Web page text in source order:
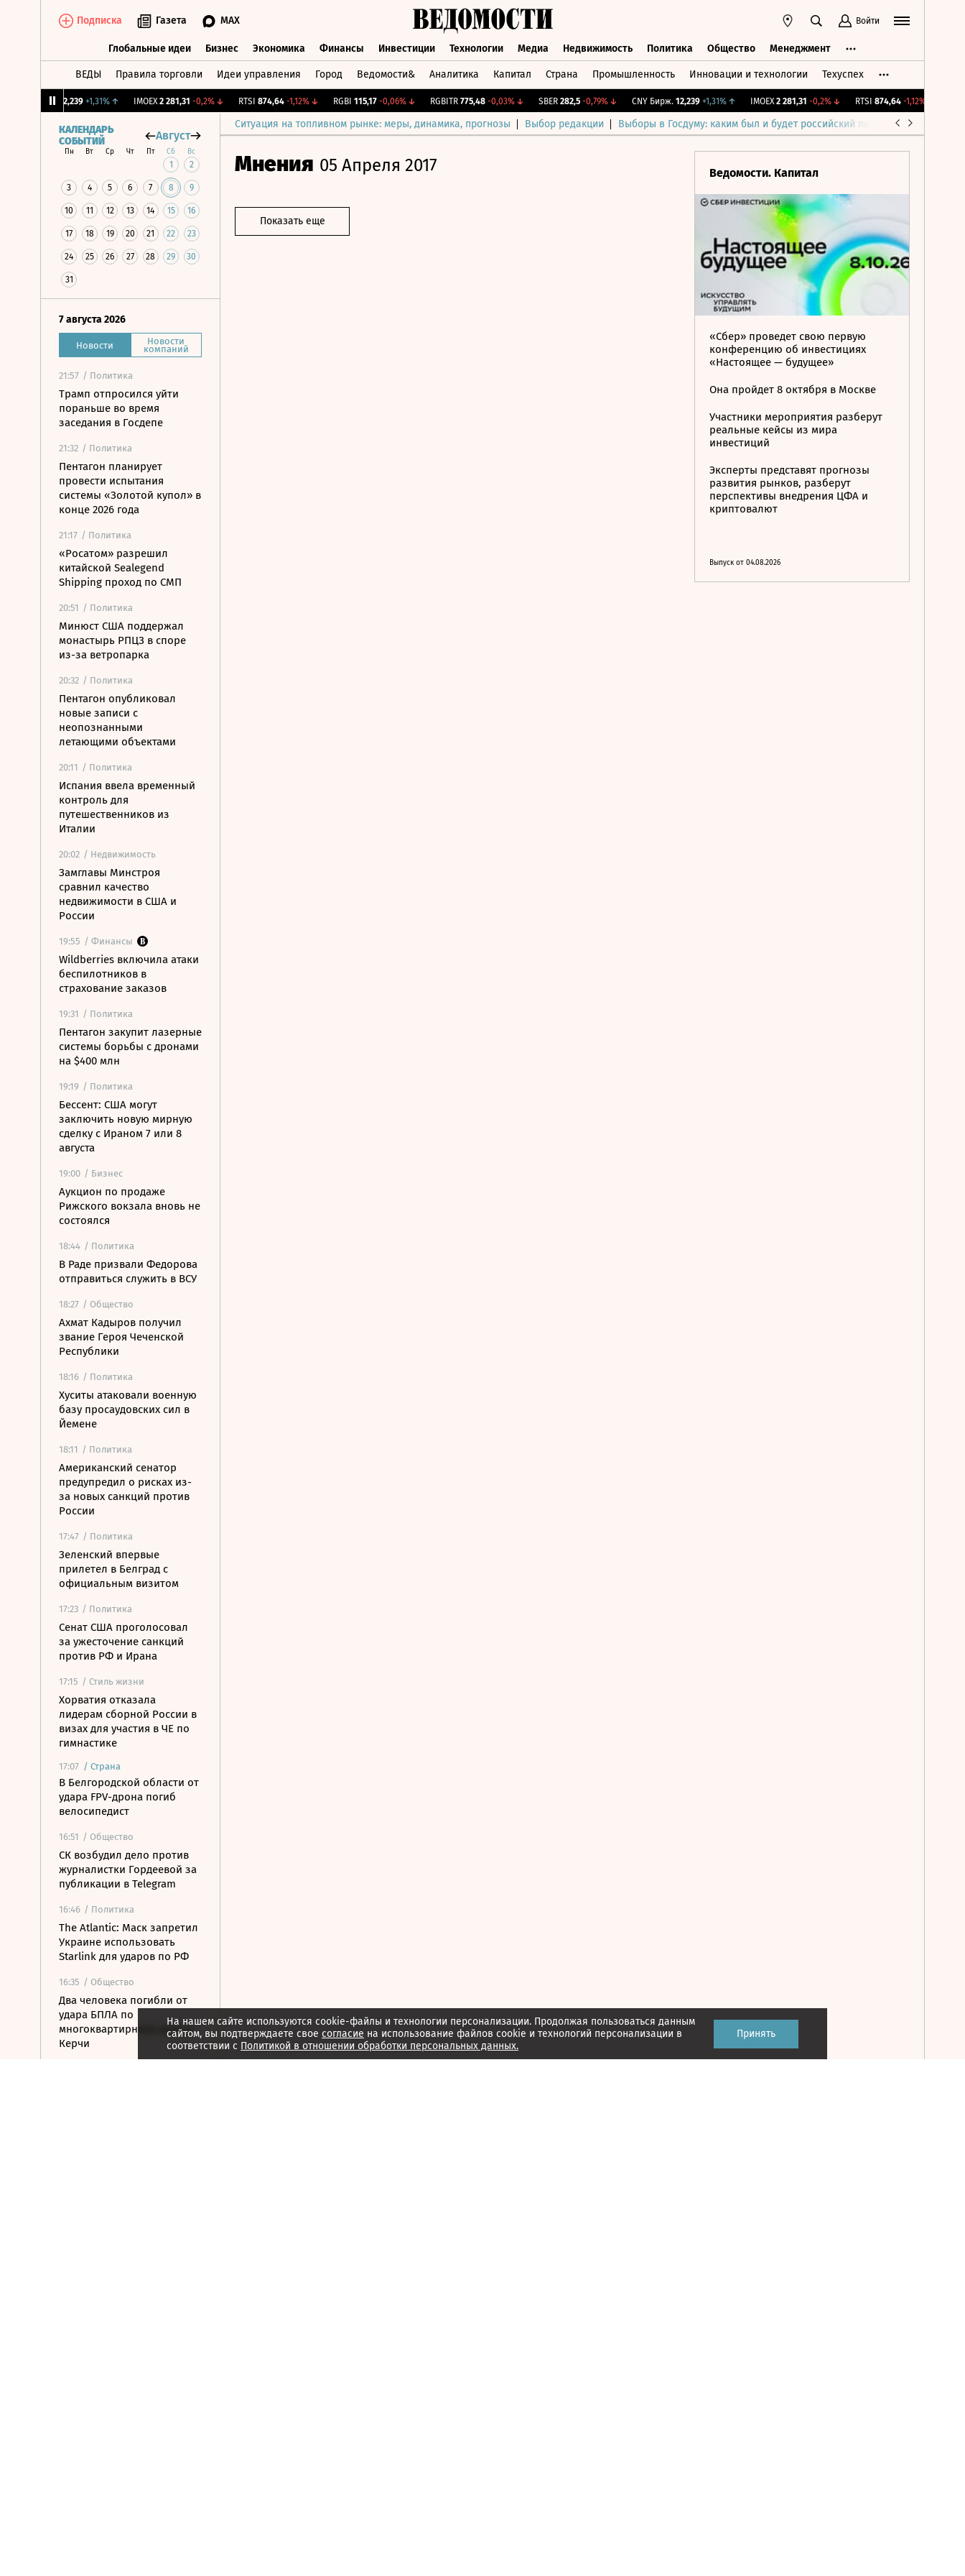
Подписка Газета MAX Войти
Глобальные идеи Бизнес Экономика Финансы Инвестиции Технологии Медиа Недвижимость Политика Общество Менеджмент
ВЕДЫ Правила торговли Идеи управления Город Ведомости& Аналитика Капитал Страна Промышленность Инновации и технологии Техуспех
12,239 +1,31%↑ IMOEX 2 281,31 -0,2%↓ RTSI 874,64 -1,12% ↓ RGBI 115,17 -0,06%↓ RGBITR 775,48 -0,03%↓ SBER 282,5 -0,79%↓ CNY Бирж. 12,239 +1,31%↑ IMOEX 2 281,31 -0,2%↓ RTSI 874,64 -1,12% ↓
Ситуация на топливном рынке: меры, динамика, прогнозы Выбор редакции Выборы в Госдуму: каким был и будет российский парламент
КАЛЕНДАРЬ
СОБЫТИЙ
Август
Пн Вт Ср Чт Пт Сб Вс
1 2
3 4 5 6 7 8 9
10 11 12 13 14 15 16
17 18 19 20 21 22 23
24 25 26 27 28 29 30
31
7 августа 2026
Новости Новости
компаний
21:57 / Политика
Трамп отпросился уйти
пораньше во время
заседания в Госдепе
21:32 / Политика
Пентагон планирует
провести испытания
системы «Золотой купол» в
конце 2026 года
21:17 / Политика
«Росатом» разрешил
китайской Sealegend
Shipping проход по СМП
20:51 / Политика
Минюст США поддержал
монастырь РПЦЗ в споре
из-за ветропарка
20:32 / Политика
Пентагон опубликовал
новые записи с
неопознанными
летающими объектами
20:11 / Политика
Испания ввела временный
контроль для
путешественников из
Италии
20:02 / Недвижимость
Замглавы Минстроя
сравнил качество
недвижимости в США и
России
19:55 / Финансы
Wildberries включила атаки
беспилотников в
страхование заказов
19:31 / Политика
Пентагон закупит лазерные
системы борьбы с дронами
на $400 млн
19:19 / Политика
Бессент: США могут
заключить новую мирную
сделку с Ираном 7 или 8
августа
19:00 / Бизнес
Аукцион по продаже
Рижского вокзала вновь не
состоялся
18:44 / Политика
В Раде призвали Федорова
отправиться служить в ВСУ
18:27 / Общество
Ахмат Кадыров получил
звание Героя Чеченской
Республики
18:16 / Политика
Хуситы атаковали военную
базу просаудовских сил в
Йемене
18:11 / Политика
Американский сенатор
предупредил о рисках из-
за новых санкций против
России
17:47 / Политика
Зеленский впервые
прилетел в Белград с
официальным визитом
17:23 / Политика
Сенат США проголосовал
за ужесточение санкций
против РФ и Ирана
17:15 / Стиль жизни
Хорватия отказала
лидерам сборной России в
визах для участия в ЧЕ по
гимнастике
17:07 / Страна
В Белгородской области от
удара FPV-дрона погиб
велосипедист
16:51 / Общество
СК возбудил дело против
журналистки Гордеевой за
публикации в Telegram
16:46 / Политика
The Atlantic: Маск запретил
Украине использовать
Starlink для ударов по РФ
16:35 / Общество
Два человека погибли от
удара БПЛА по
многоквартирному дому в
Керчи
Мнения 05 Апреля 2017
Показать еще
Ведомости. Капитал
«Сбер» проведет свою первую
конференцию об инвестициях
«Настоящее — будущее»
Она пройдет 8 октября в Москве
Участники мероприятия разберут
реальные кейсы из мира
инвестиций
Эксперты представят прогнозы
развития рынков, разберут
перспективы внедрения ЦФА и
криптовалют
Выпуск от 04.08.2026
На нашем сайте используются cookie-файлы и технологии персонализации. Продолжая пользоваться данным
сайтом, вы подтверждаете свое согласие на использование файлов cookie и технологий персонализации в
соответствии с Политикой в отношении обработки персональных данных.
Принять